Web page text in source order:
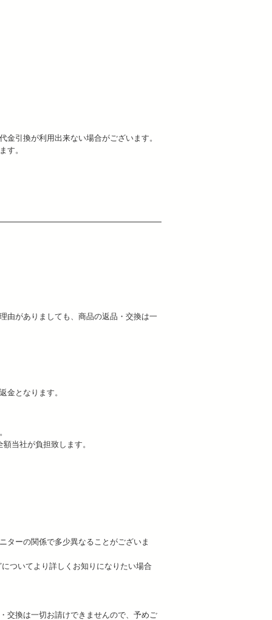
引換が利用出来ない場合がございます。
す。
由がありましても、商品の返品・交換は一
金となります。
当社が負担致します。
ターの関係で多少異なることがございま
ついてより詳しくお知りになりたい場合
交換は一切お請けできませんので、予めご